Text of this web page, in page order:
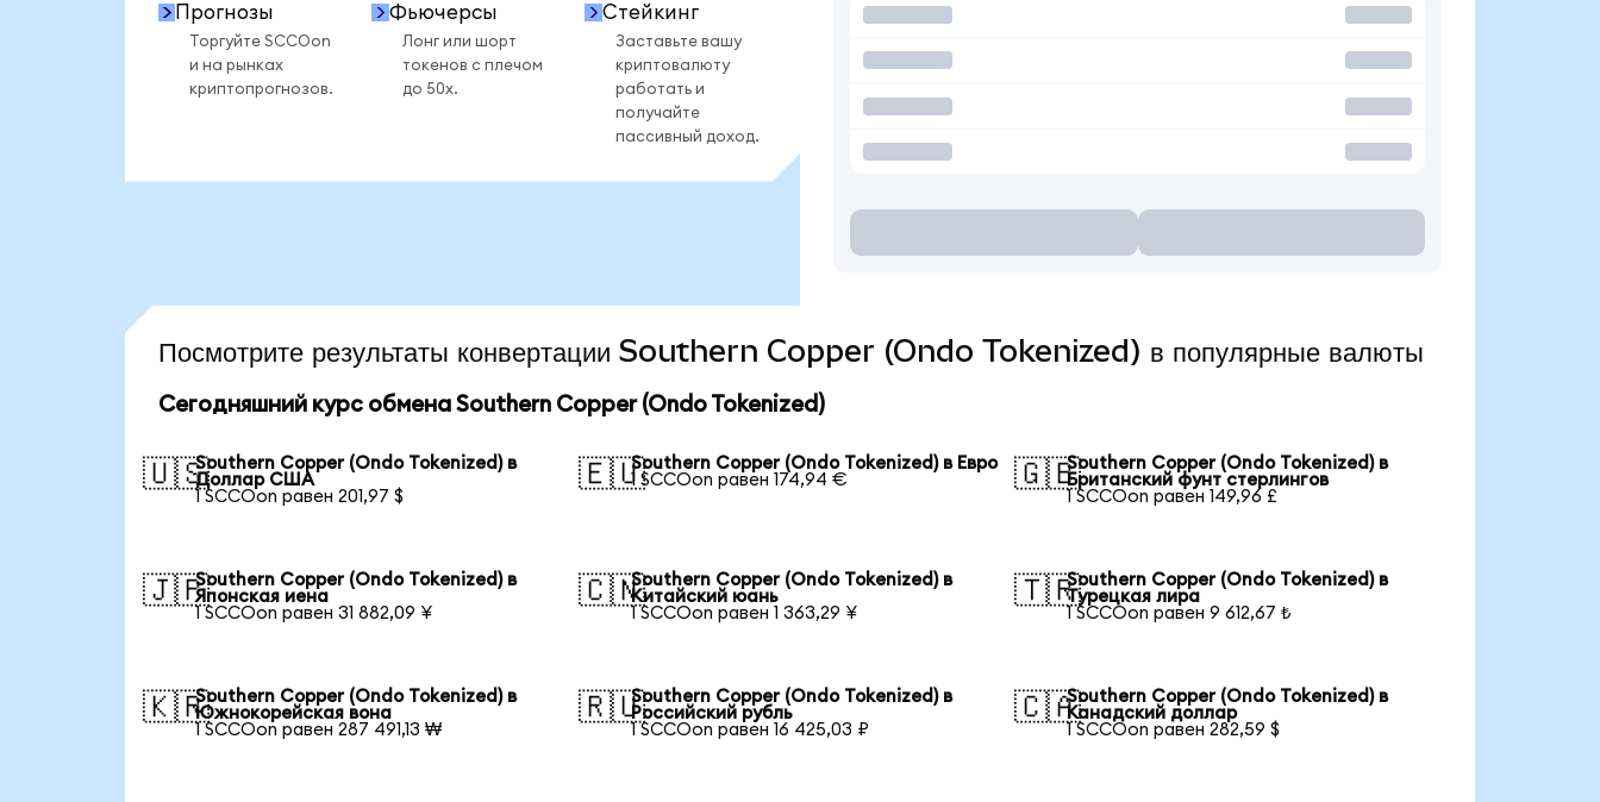
Прогнозы
Торгуйте SCCOon
и на рынках
криптопрогнозов.
Фьючерсы
Лонг или шорт
токенов с плечом
до 50x.
Стейкинг
Заставьте вашу
криптовалюту
работать и
получайте
пассивный доход.
Посмотрите результаты конвертации Southern Copper (Ondo Tokenized) в популярные валюты
Сегодняшний курс обмена Southern Copper (Ondo Tokenized)
🇺🇸Southern Copper (Ondo Tokenized) в
Доллар США
1 SCCOon равен 201,97 $
🇪🇺Southern Copper (Ondo Tokenized) в Евро
1 SCCOon равен 174,94 €
🇬🇧Southern Copper (Ondo Tokenized) в
Британский фунт стерлингов
1 SCCOon равен 149,96 £
🇯🇵Southern Copper (Ondo Tokenized) в
Японская иена
1 SCCOon равен 31 882,09 ¥
🇨🇳Southern Copper (Ondo Tokenized) в
Китайский юань
1 SCCOon равен 1 363,29 ¥
🇹🇷Southern Copper (Ondo Tokenized) в
Турецкая лира
1 SCCOon равен 9 612,67 ₺
🇰🇷Southern Copper (Ondo Tokenized) в
Южнокорейская вона
1 SCCOon равен 287 491,13 ₩
🇷🇺Southern Copper (Ondo Tokenized) в
Российский рубль
1 SCCOon равен 16 425,03 ₽
🇨🇦Southern Copper (Ondo Tokenized) в
Канадский доллар
1 SCCOon равен 282,59 $